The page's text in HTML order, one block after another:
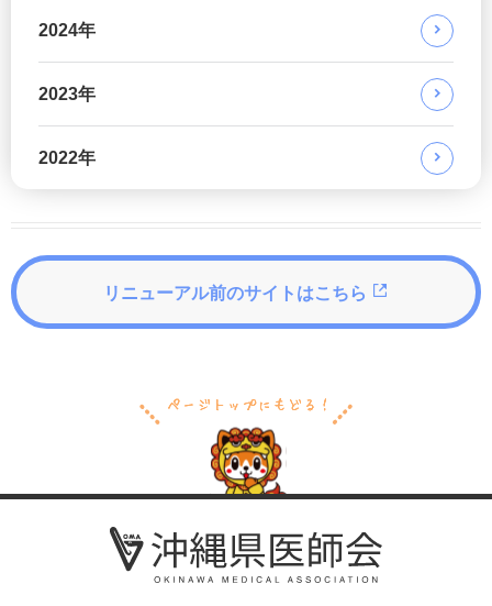
2024年
2023年
2022年
リニューアル前のサイトはこちら